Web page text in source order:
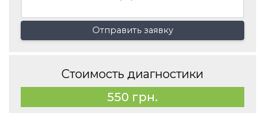
Отправить заявку
Стоимость диагностики
550 грн.